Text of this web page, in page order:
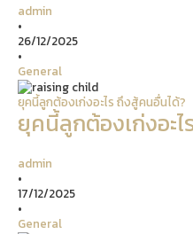
admin
•
26/12/2025
•
General
ยุคนี้ลูกต้องเก่งอะไร ถึงสู้คนอื่นได้?
ยุคนี้ลูกต้องเก่งอะ
admin
•
17/12/2025
•
General